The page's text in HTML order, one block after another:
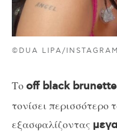
©DUA LIPA/INSTAGRAM
Τοoff black brunette
τονίσει
εξασφαλίζοντας